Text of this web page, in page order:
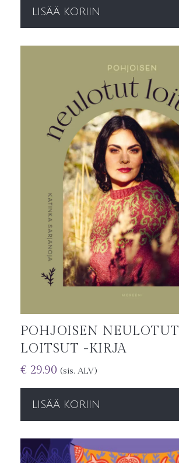
LISÄÄ KORIIN
POHJOISEN NEULOTUT
LOITSUT -KIRJA
€ 29.90 (sis. ALV)
LISÄÄ KORIIN